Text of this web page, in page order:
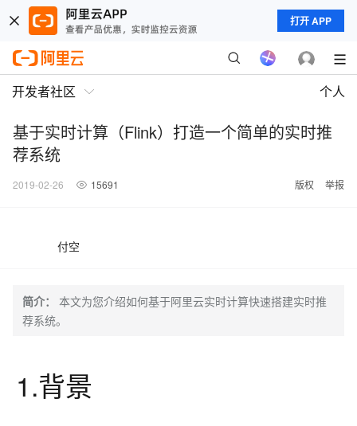
打开 APP
开发者社区 个人
基于实时计算（Flink）打造一个简单的实时推
荐系统
2019-02-26 15691 版权 举报
付空
简介：
本文为您介绍如何基于阿里云实时计算快速搭建实时推
荐系统。
1.背景